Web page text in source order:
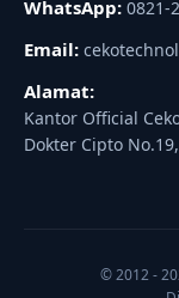
WhatsApp: 0821-
Email:
Alamat:
Kantor Official
Dokter Cipto
© 2012 -